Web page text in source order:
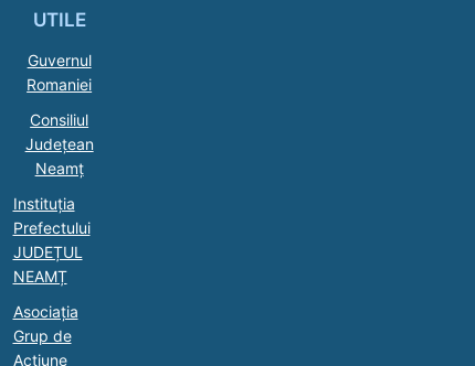
UTILE
Guvernul
Romaniei
Consiliul
Județean
Neamț
Instituția
Prefectului
JUDEȚUL
NEAMȚ
Asociaţia
Grup de
Acţiune